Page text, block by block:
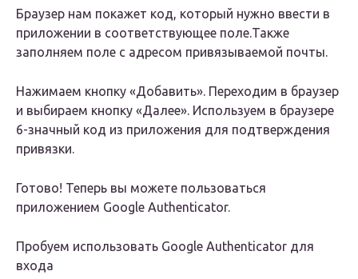
Браузер нам покажет код, который нужно ввести в
приложении в соответствующее поле.Также
заполняем поле с адресом привязываемой почты.
Нажимаем кнопку «Добавить». Переходим в браузер
и выбираем кнопку «Далее». Используем в браузере
6-значный код из приложения для подтверждения
привязки.
Готово! Теперь вы можете пользоваться
приложением Google Authenticator.
Пробуем использовать Google Authenticator для
входа